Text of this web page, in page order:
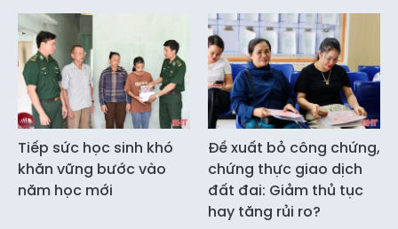
Tiếp sức học sinh khó
khăn vững bước vào
năm học mới
Đề xuất bỏ công chứng,
chứng thực giao dịch
đất đai: Giảm thủ tục
hay tăng rủi ro?